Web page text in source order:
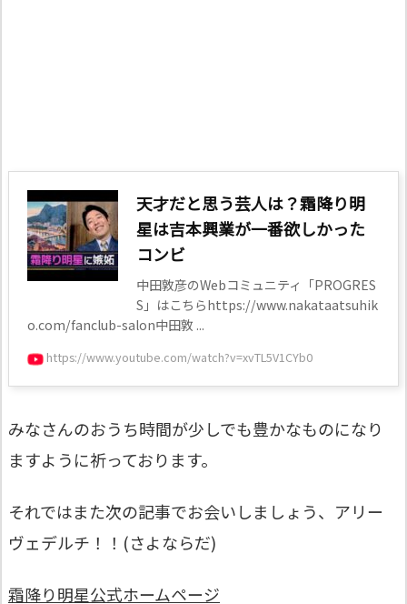
天才だと思う芸人は？霜降り明
星は吉本興業が一番欲しかった
コンビ
中田敦彦のWebコミュニティ「PROGRES
S」はこちらhttps://www.nakataatsuhik
o.com/fanclub-salon中田敦 ...
https://www.youtube.com/watch?v=xvTL5V1CYb0
みなさんのおうち時間が少しでも豊かなものになり
ますように祈っております。
それではまた次の記事でお会いしましょう、アリー
ヴェデルチ！！(さよならだ)
霜降り明星公式ホームページ